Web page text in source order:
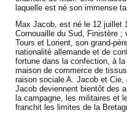
laquelle est né son immense
Max Jacob, est né le 12 juillet
Cornouaille du Sud, Finistère ;
Tours et Lorient, son grand-
nationalité allemande et de
fortune dans la confection, à
maison de commerce de
raison sociale A. Jacob et
Jacob deviennent bientôt des
la campagne, les militaires et
franchit les limites de la